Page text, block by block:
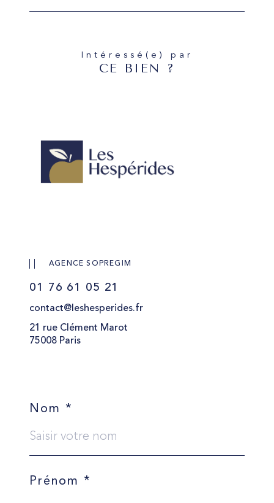
Intéressé(e) par
CE BIEN ?
AGENCE SOPREGIM
01 76 61 05 21
contact@leshesperides.fr
21 rue Clément Marot
75008 Paris
Nom *
Prénom *